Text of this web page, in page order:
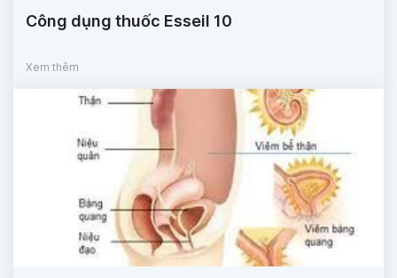
Công dụng thuốc Esseil 10
Xem thêm